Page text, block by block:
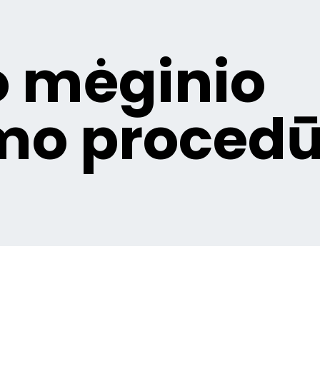
mėginio